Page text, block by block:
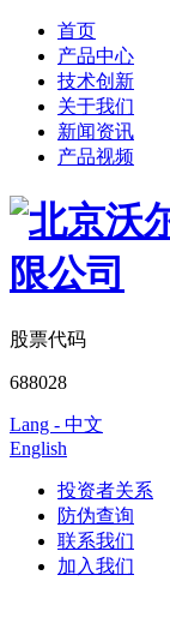
首页
产品中心
技术创新
关于我们
新闻资讯
产品视频
股票代码
688028
Lang - 中文
English
投资者关系
防伪查询
联系我们
加入我们